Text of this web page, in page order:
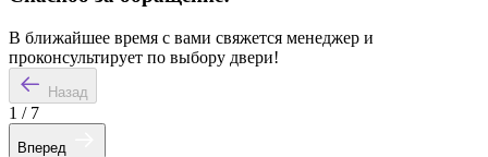
В ближайшее время с вами свяжется менеджер и
проконсультирует по выбору двери!
Назад
1 / 7
Вперед